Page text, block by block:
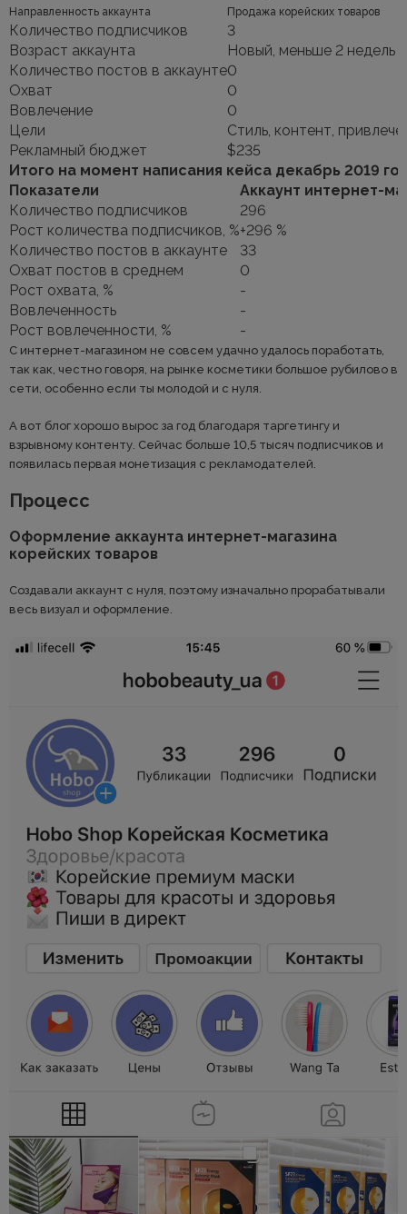
Направленность аккаунта Продажа корейских товаров
Количество подписчиков
3
Возраст аккаунта
Новый, меньше 2 недель
Количество постов в аккаунте0
Охват
0
Вовлечение
0
Цели
Стиль, контент,
Рекламный бюджет
$235
Итого на момент написания кейса декабрь 2019
Показатели
Аккаунт интернет-
Количество подписчиков
296
Рост количества подписчиков, %+296 %
Количество постов в аккаунте
33
Охват постов в среднем
0
Рост охвата, %
-
Вовлеченность
-
Рост вовлеченности, %
-
С интернет-магазином не совсем удачно удалось поработать,
так как, честно говоря, на рынке косметики большое рубилово в
сети, особенно если ты молодой и с нуля.
А вот блог хорошо вырос за год благодаря таргетингу и
взрывному контенту. Сейчас больше 10,5 тысяч подписчиков и
появилась первая монетизация с рекламодателей.
Процесс
Оформление аккаунта интернет-магазина
корейских товаров
Создавали аккаунт с нуля, поэтому изначально прорабатывали
весь визуал и оформление.